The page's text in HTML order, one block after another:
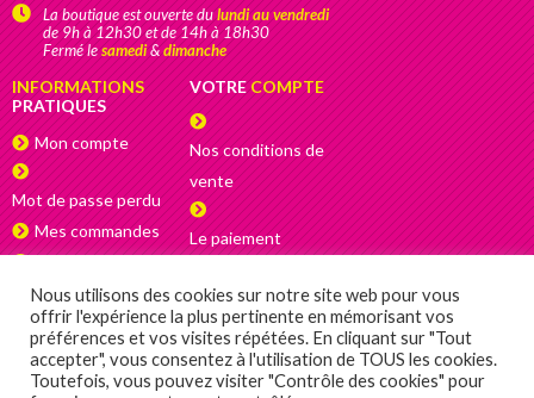
La boutique est ouverte dulundi au vendredi
de 9h à 12h30 et de 14h à 18h30
Fermé lesamedi&dimanche
INFORMATIONS
PRATIQUES
Mon compte
Mot de passe perdu
Mes commandes
Adresses
VOTRECOMPTE
Nos conditions de
vente
Le paiement
La livraison
Satisfait ou
remboursé
Nous utilisons des cookies sur notre site web pour vous
offrir l'expérience la plus pertinente en mémorisant vos
préférences et vos visites répétées. En cliquant sur "Tout
accepter", vous consentez à l'utilisation de TOUS les cookies.
Toutefois, vous pouvez visiter "Contrôle des cookies" pour